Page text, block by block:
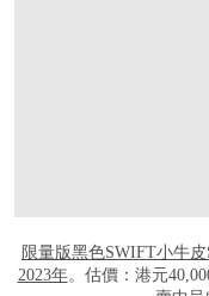
限量版黑色SWIFT小牛
2023年。估價：港元